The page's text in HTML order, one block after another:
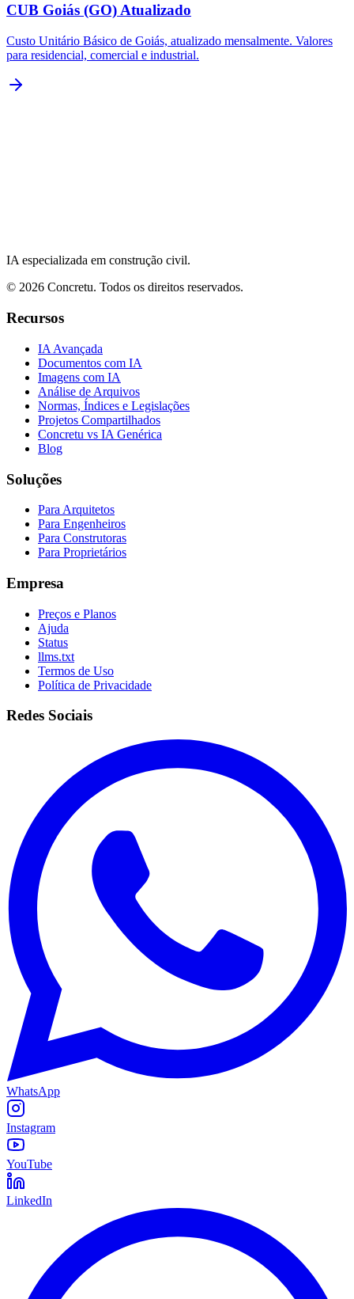
CUB Goiás (GO) Atualizado
Custo Unitário Básico de Goiás, atualizado mensalmente. Valores
para residencial, comercial e industrial.
IA especializada em construção civil.
© 2026 Concretu. Todos os direitos reservados.
Recursos
IA Avançada
Documentos com IA
Imagens com IA
Análise de Arquivos
Normas, Índices e Legislações
Projetos Compartilhados
Concretu vs IA Genérica
Blog
Soluções
Para Arquitetos
Para Engenheiros
Para Construtoras
Para Proprietários
Empresa
Preços e Planos
Ajuda
Status
llms.txt
Termos de Uso
Política de Privacidade
Redes Sociais
WhatsApp
Instagram
YouTube
LinkedIn